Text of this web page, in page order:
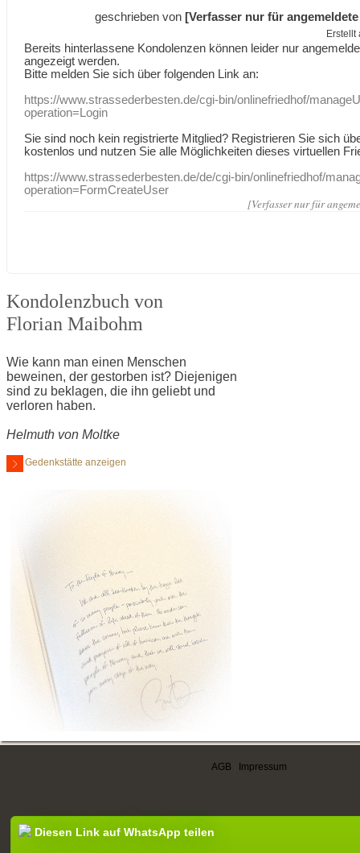
geschrieben von [Verfasser nur für
Erstellt
Bereits hinterlassene Kondolenzen können leider nur
angezeigt werden.
Bitte melden Sie sich über folgenden Link an:
https://www.strassederbesten.de/cgi-bin/onlinefriedhof/
operation=Login
Sie sind noch kein registrierte Mitglied? Registrieren Sie sich
kostenlos und nutzen Sie alle Möglichkeiten dieses virtuellen
https://www.strassederbesten.de/de/cgi-bin/onlinefriedhof/
operation=FormCreateUser
[Verfasser nur für
Kondolenzbuch von
Florian Maibohm
Wie kann man einen Menschen
beweinen, der gestorben ist? Diejenigen
sind zu beklagen, die ihn geliebt und
verloren haben.
Helmuth von Moltke
Gedenkstätte anzeigen
AGB Impressum
Diesen Link auf WhatsApp teilen